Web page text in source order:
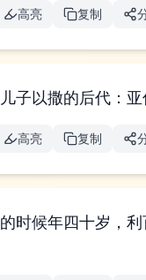
高亮 复制
子以撒的后代：亚
高亮 复制
时候年四十岁，